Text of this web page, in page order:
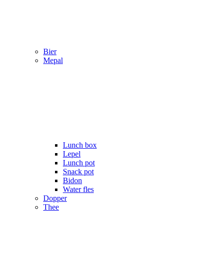
Bier
Mepal
Lunch box
Lepel
Lunch pot
Snack pot
Bidon
Water fles
Dopper
Thee